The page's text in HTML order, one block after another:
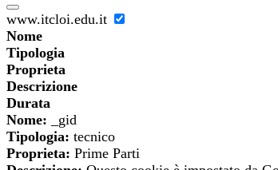
www.itcloi.edu.it
Nome
Tipologia
Proprieta
Descrizione
Durata
Nome: _gid
Tipologia: tecnico
Proprieta: Prime Parti